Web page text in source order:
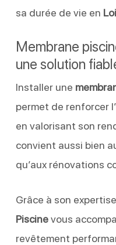
sa durée de vie en
Membrane
une solution
Installer une
permet de renforcer
en valorisant son
convient aussi bien
qu’aux rénovations
Grâce à son
Piscinevous
revêtement